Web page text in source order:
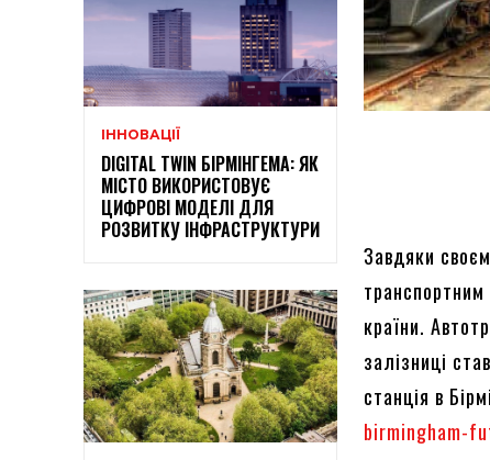
ІННОВАЦІЇ
DIGITAL TWIN БІРМІНГЕМА: ЯК
МІСТО ВИКОРИСТОВУЄ
ЦИФРОВІ МОДЕЛІ ДЛЯ
РОЗВИТКУ ІНФРАСТРУКТУРИ
Завдяки
країни.
залізниці
станція в
birmingham-